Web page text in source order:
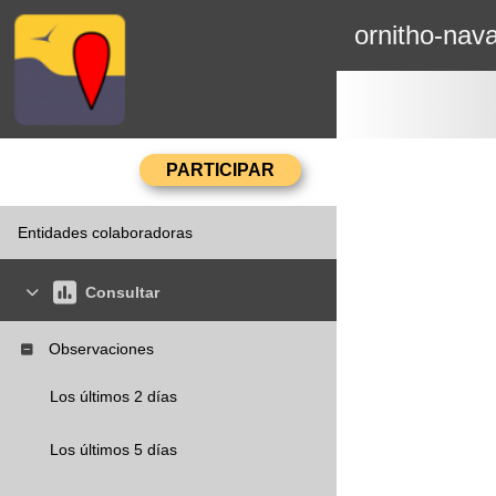
ornitho-
Entidades colaboradoras
Consultar
Observaciones
Los últimos 2 días
Los últimos 5 días